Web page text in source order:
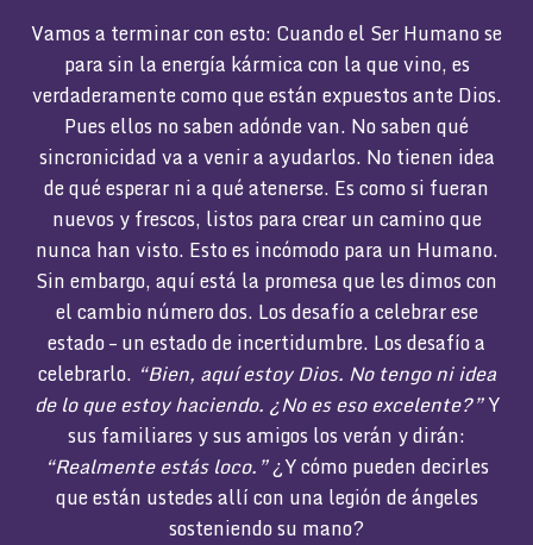
Vamos a terminar con esto: Cuando el Ser Humano se
para sin la energía kármica con la que vino, es
verdaderamente como que están expuestos ante Dios.
Pues ellos no saben adónde van. No saben qué
sincronicidad va a venir a ayudarlos. No tienen idea
de qué esperar ni a qué atenerse. Es como si fueran
nuevos y frescos, listos para crear un camino que
nunca han visto. Esto es incómodo para un Humano.
Sin embargo, aquí está la promesa que les dimos con
el cambio número dos. Los desafío a celebrar ese
estado – un estado de incertidumbre. Los desafío a
celebrarlo. “Bien, aquí estoy Dios. No tengo ni idea
de lo que estoy haciendo. ¿No es eso excelente?”Y
sus familiares y sus amigos los verán y dirán:
“Realmente estás loco.”¿Y cómo pueden decirles
que están ustedes allí con una legión de ángeles
sosteniendo su mano?